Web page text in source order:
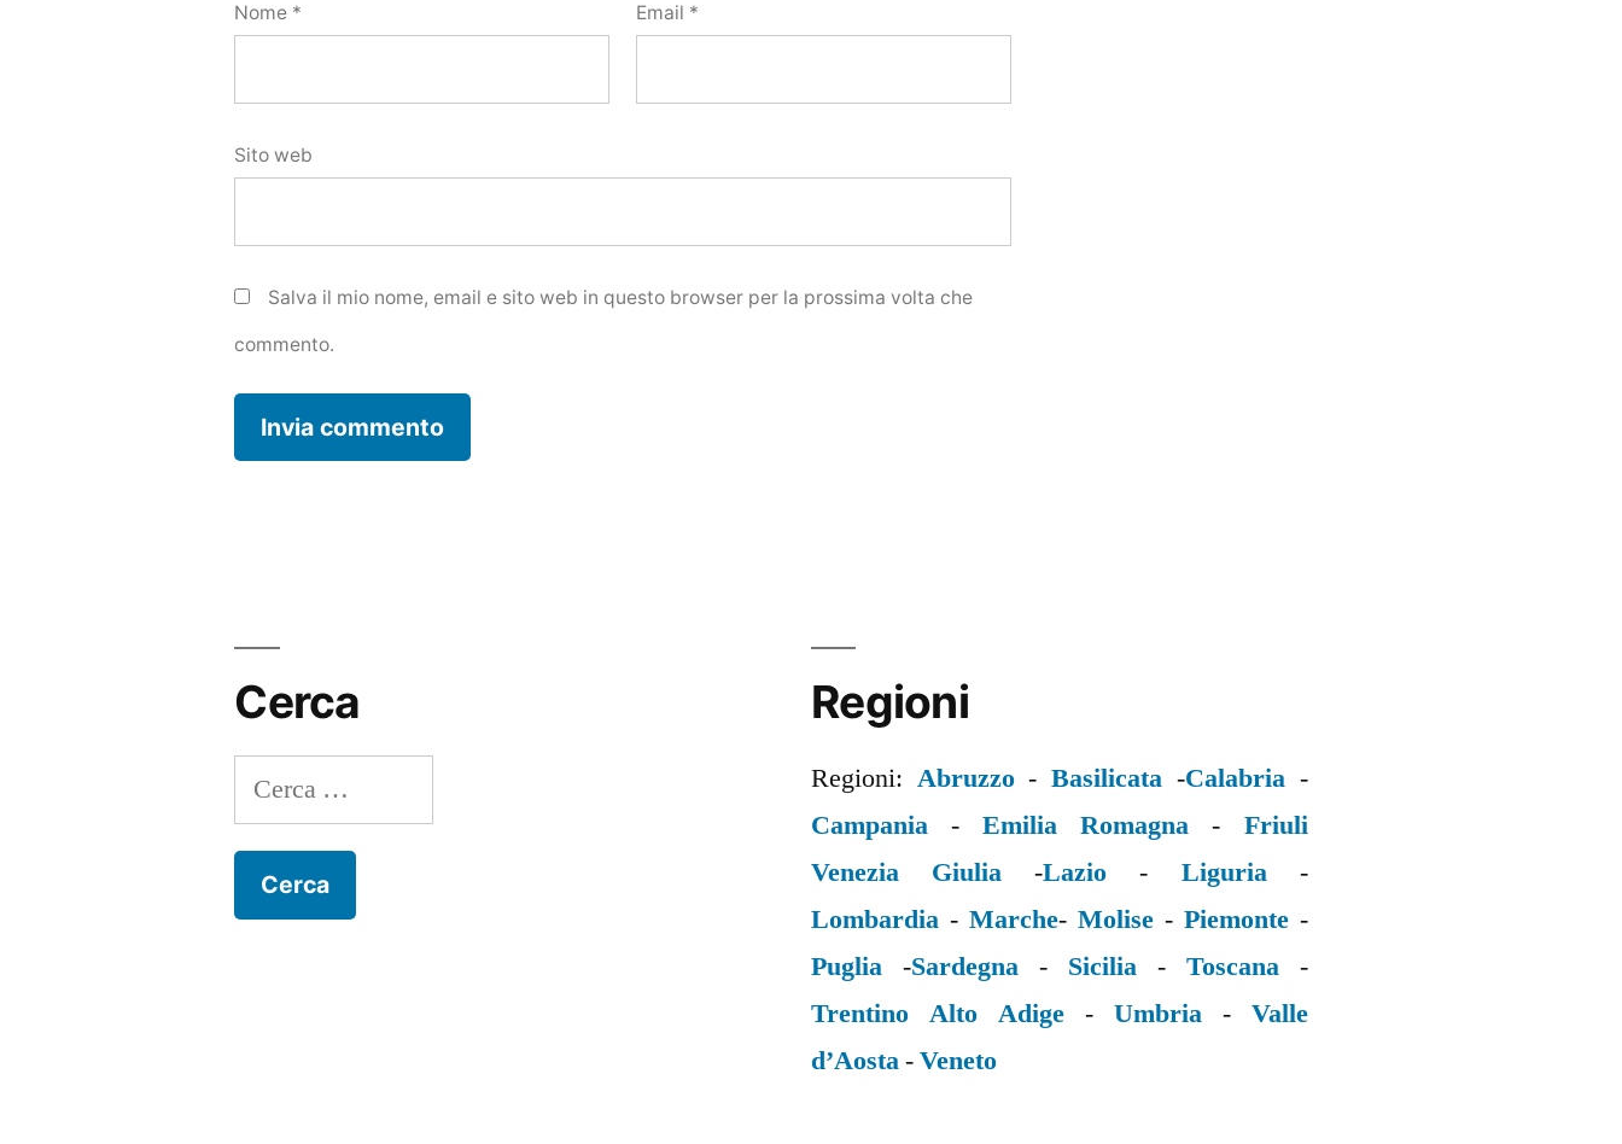
Nome * Email *
Sito web
Salva il mio nome, email e sito web in questo browser per la prossima volta che
commento.
Cerca
Ricerca
per:
Regioni
Regioni: Abruzzo-Basilicata -Calabria-
Campania -Emilia Romagna - Friuli
Venezia Giulia -Lazio - Liguria-
Lombardia - Marche- Molise- Piemonte-
Puglia -Sardegna- Sicilia- Toscana-
Trentino Alto Adige- Umbria- Valle
d’Aosta-Veneto